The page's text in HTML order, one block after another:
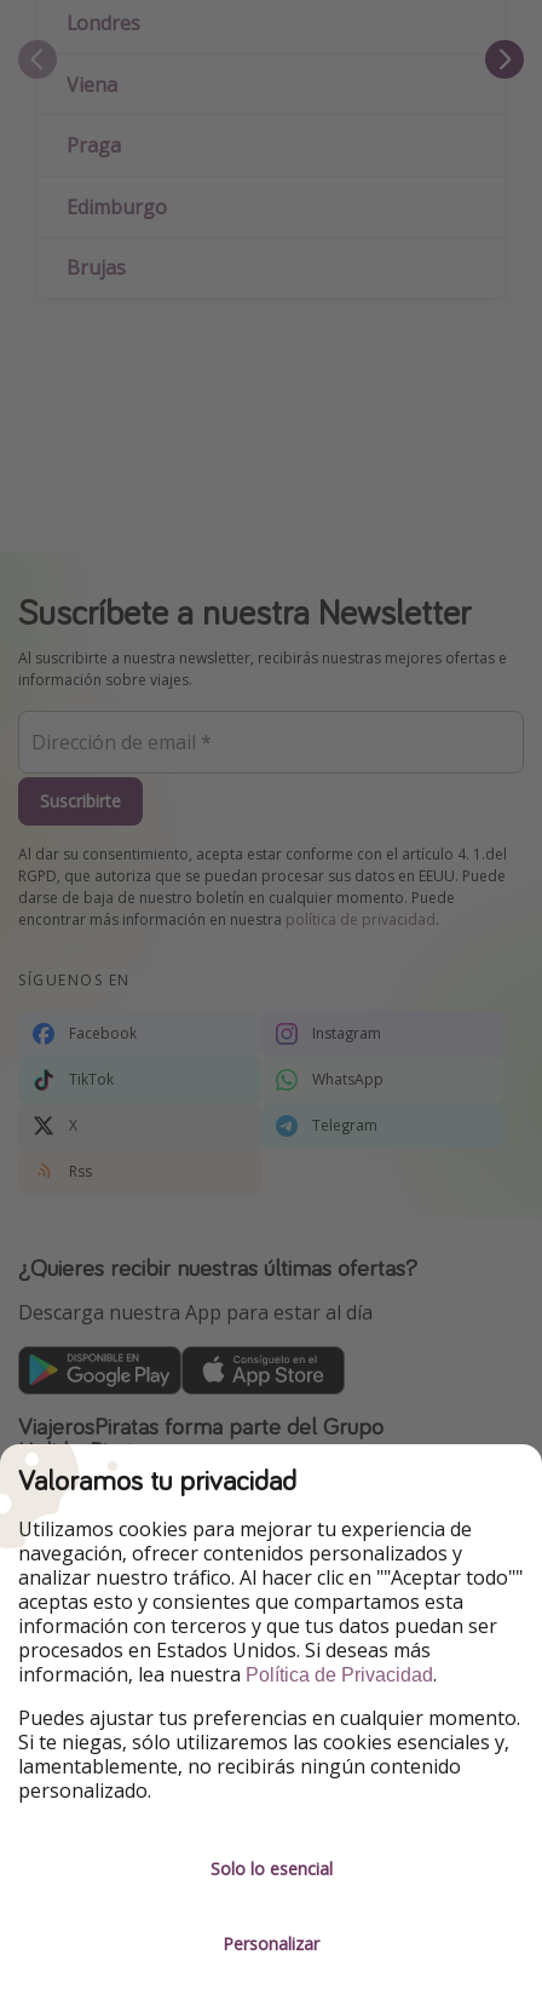
Londres
Viena
Praga
Edimburgo
Brujas
Suscríbete a nuestra Newsletter
Al suscribirte a nuestra newsletter, recibirás nuestras mejores ofertas e
información sobre viajes.
Suscribirte
Al dar su consentimiento, acepta estar conforme con el artículo 4. 1.del
RGPD, que autoriza que se puedan procesar sus datos en EEUU. Puede
darse de baja de nuestro boletín en cualquier momento. Puede
encontrar más información en nuestra política de privacidad.
SÍGUENOS EN
Facebook Instagram
TikTok WhatsApp
X Telegram
Rss
¿Quieres recibir nuestras últimas ofertas?
Descarga nuestra App para estar al día
ViajerosPiratas forma parte del Grupo
HolidayPirates
Nuestros mercados
PiratinViaggio
HolidayPirates
VakantiePiraten
WakacyjniPiraci
VoyagesPirates
Ferienpiraten
Urlaubspiraten
Urlaubspiraten
TravelPirates
Nuestro grupo
HolidayPirates Group
Conócenos mejor
Sobre ViajerosPiratas
Información legal
Gestionar servicios
Valoramos tu privacidad
Utilizamos cookies para mejorar tu experiencia de
navegación, ofrecer contenidos personalizados y
analizar nuestro tráfico. Al hacer clic en ""Aceptar todo""
aceptas esto y consientes que compartamos esta
información con terceros y que tus datos puedan ser
procesados en Estados Unidos. Si deseas más
información, lea nuestra Política de Privacidad.
Puedes ajustar tus preferencias en cualquier momento.
Si te niegas, sólo utilizaremos las cookies esenciales y,
lamentablemente, no recibirás ningún contenido
personalizado.
Solo lo esencial
Personalizar